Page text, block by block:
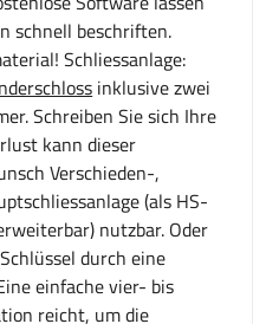
schnell beschriften.
Schliessanlage:
inklusive zwei
Schreiben Sie sich Ihre
kann dieser
Verschieden-,
(als HS-
nutzbar. Oder
durch eine
einfache vier- bis
reicht, um die